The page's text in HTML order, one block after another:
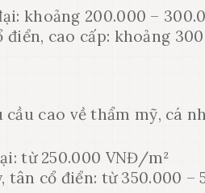
khoảng 200.000 –
cao cấp: khoảng
cao về thẩm mỹ, cá
từ 250.000 VNĐ/m²
cổ điển: từ 350.000 –